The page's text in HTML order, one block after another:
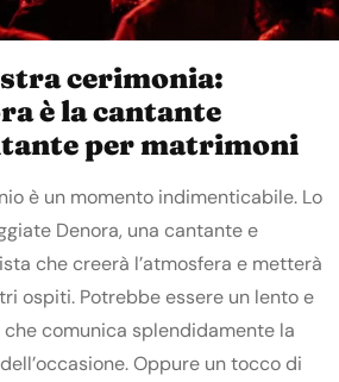
cerimonia:
è la cantante
per matrimoni
è un momento indimenticabile. Lo
Denora, una cantante e
che creerà l’atmosfera e metterà
ospiti. Potrebbe essere un lento e
comunica splendidamente la
Oppure un tocco di